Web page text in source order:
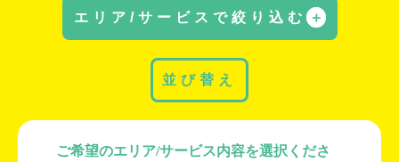
エリア/サービスで絞り込む ＋
ご希望のエリア/サービス内容を選択くださ
並び替え